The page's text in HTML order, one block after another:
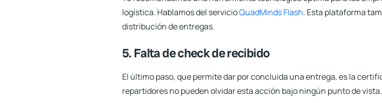
logística. Hablamos del servicioQuadMinds Flash. Esta plataforma
distribución de entregas.
5. Falta de check de recibido
El último paso, que permite dar por concluida una entrega, es la
repartidores no pueden olvidar esta acción bajo ningún punto de vista.